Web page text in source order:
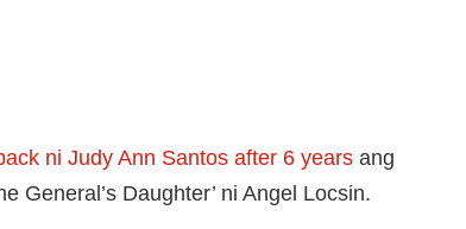
ni Judy Ann Santos after 6 years ang
General’s Daughter’ ni Angel Locsin.